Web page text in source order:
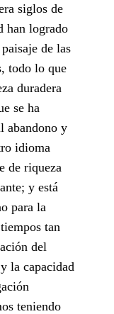
siglos de
han logrado
de las
todo lo que
duradera
se ha
abandono y
idioma
de riqueza
y está
para la
tan
del
la capacidad
teniendo